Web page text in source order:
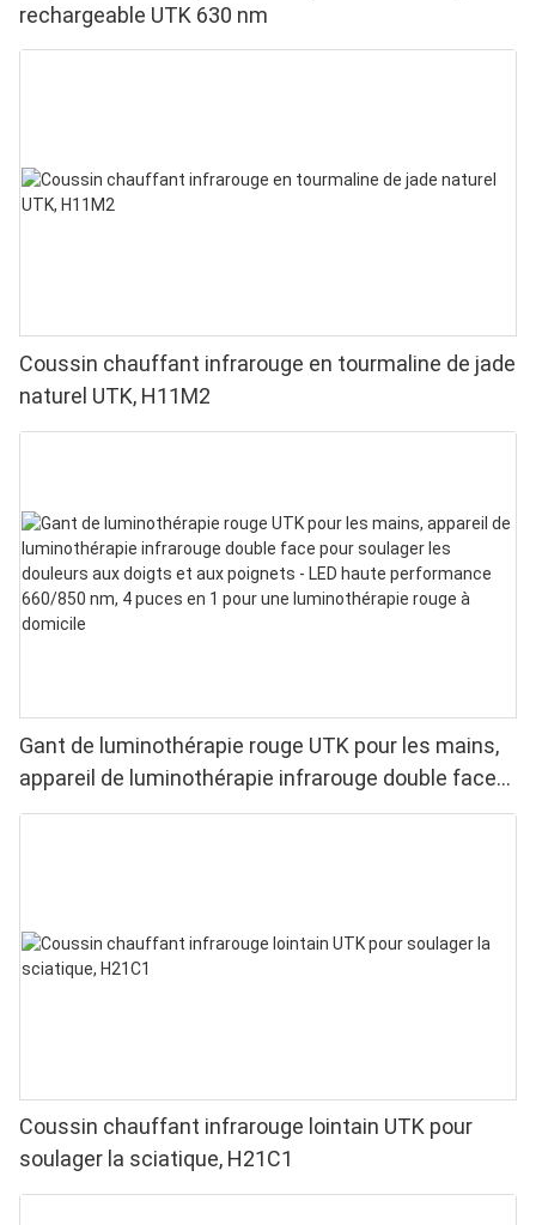
rechargeable UTK 630 nm
Coussin chauffant infrarouge en tourmaline de jade
naturel UTK, H11M2
Gant de luminothérapie rouge UTK pour les mains,
appareil de luminothérapie infrarouge double face
pour soulager les douleurs aux doigts et aux
Coussin chauffant infrarouge lointain UTK pour
soulager la sciatique, H21C1